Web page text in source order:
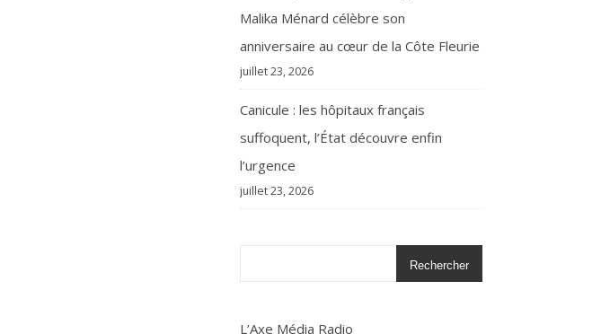
Malika Ménard célèbre son
anniversaire au cœur de la Côte Fleurie
juillet 23, 2026
Canicule : les hôpitaux français
suffoquent, l’État découvre enfin
l’urgence
juillet 23, 2026
Rechercher
L’Axe Média Radio